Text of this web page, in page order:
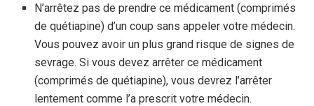
N’arrêtez pas de prendre ce médicament (comprimés
de quétiapine) d’un coup sans appeler votre médecin.
Vous pouvez avoir un plus grand risque de signes de
sevrage. Si vous devez arrêter ce médicament
(comprimés de quétiapine), vous devrez l’arrêter
lentement comme l’a prescrit votre médecin.